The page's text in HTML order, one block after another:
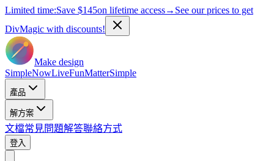
Limited time:Save $145on lifetime access→ See our prices to get
DivMagic with discounts!
Make design
SimpleNowLiveFunMatterSimple
產品
解方案
文檔常見問題解答聯絡方式
登入